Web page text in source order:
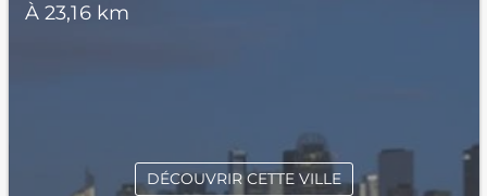
À 23,16 km
DÉCOUVRIR CETTE VILLE